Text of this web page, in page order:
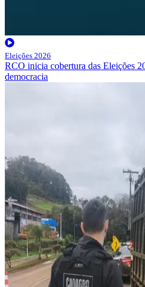
Eleições 2026
RCO inicia cobertura das Eleições
democracia